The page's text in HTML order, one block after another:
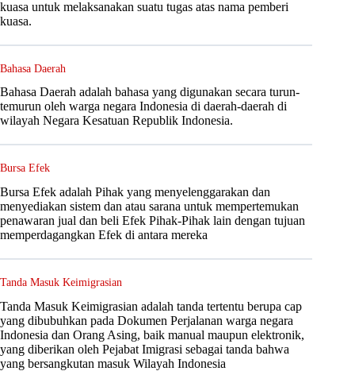
kuasa untuk melaksanakan suatu tugas atas nama pemberi
kuasa.
Bahasa Daerah
Bahasa Daerah adalah bahasa yang digunakan secara turun-
temurun oleh warga negara Indonesia di daerah-daerah di
wilayah Negara Kesatuan Republik Indonesia.
Bursa Efek
Bursa Efek adalah Pihak yang menyelenggarakan dan
menyediakan sistem dan atau sarana untuk mempertemukan
penawaran jual dan beli Efek Pihak-Pihak lain dengan tujuan
memperdagangkan Efek di antara mereka
Tanda Masuk Keimigrasian
Tanda Masuk Keimigrasian adalah tanda tertentu berupa cap
yang dibubuhkan pada Dokumen Perjalanan warga negara
Indonesia dan Orang Asing, baik manual maupun elektronik,
yang diberikan oleh Pejabat Imigrasi sebagai tanda bahwa
yang bersangkutan masuk Wilayah Indonesia